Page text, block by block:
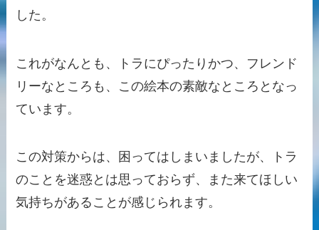
した。
これがなんとも、トラにぴったりかつ、フレンド
リーなところも、この絵本の素敵なところとなっ
ています。
この対策からは、困ってはしまいましたが、トラ
のことを迷惑とは思っておらず、また来てほしい
気持ちがあることが感じられます。